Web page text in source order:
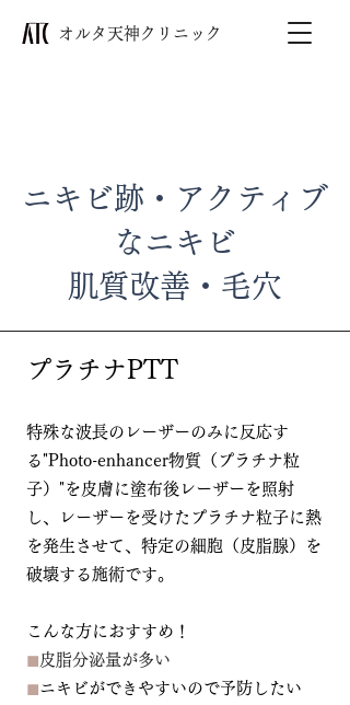
​オルタ天神クリニック
ニキビ跡・アクティブ
なニキビ
​​肌質改善・毛穴
プラチナPTT​
特殊な波長のレーザーのみに反応す
る"Photo-enhancer物質（プラチナ粒
子）"を皮膚に塗布後レーザーを照射
し、レーザーを受けたプラチナ粒子に熱
を発生させて、特定の細胞（皮脂腺）を
破壊する施術です。
こんな方におすすめ！
◼︎ 皮脂分泌量が多い
◼︎ニキビができやすいので予防したい